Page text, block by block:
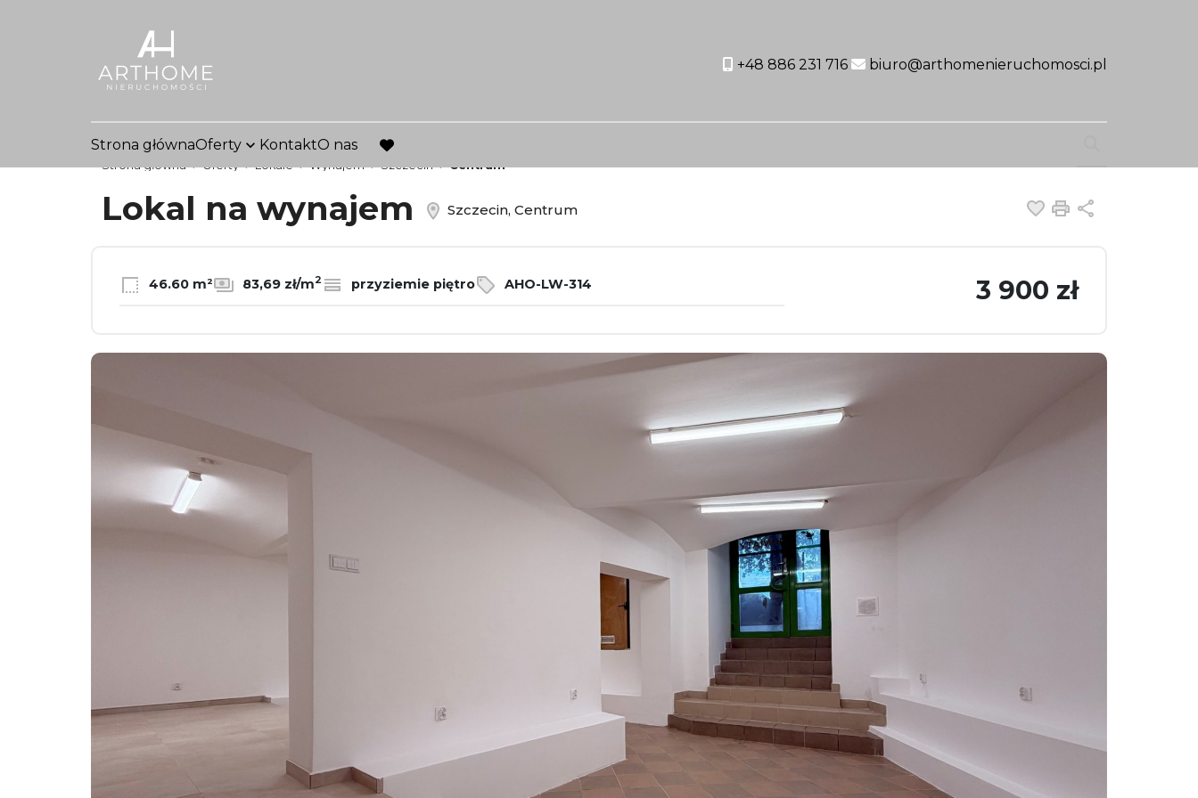
+48 886 231 716 biuro@arthomenieruchomosci.pl
Strona głównaOferty KontaktO nas
favorite
Strona główna Oferty Lokale Wynajem Szczecin Centrum
Lokal na wynajem Szczecin, Centrum Dodaj do
Drukuj
46.60 m² 83,69 zł/m2 przyziemie piętro AHO-LW-314 3 900 zł